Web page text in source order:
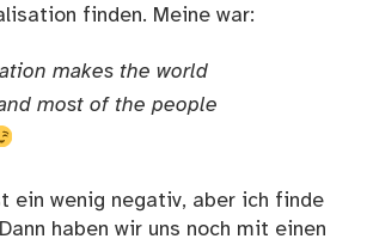
finden. Meine war:
makes the world
most of the people
ein wenig negativ, aber ich finde
haben wir uns noch mit einen